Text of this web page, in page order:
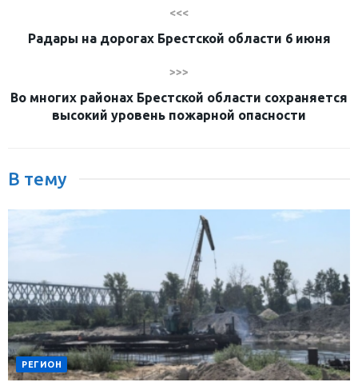
<<<
Радары на дорогах Брестской области 6 июня
>>>
Во многих районах Брестской области сохраняется
высокий уровень пожарной опасности
В тему
РЕГИОН